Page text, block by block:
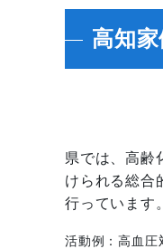
高知
県では、高齢
けられる総合
行っています。
活動例：高血圧